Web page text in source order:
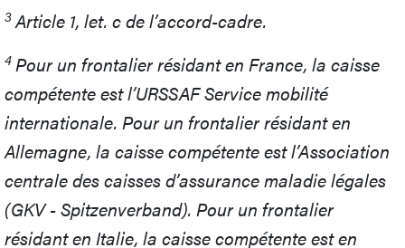
3Article 1, let. c de l’accord-cadre.
4Pour un frontalier résidant en France, la caisse
compétente est l’URSSAF Service mobilité
internationale. Pour un frontalier résidant en
Allemagne, la caisse compétente est l’Association
centrale des caisses d’assurance maladie légales
(GKV - Spitzenverband). Pour un frontalier
résidant en Italie, la caisse compétente est en